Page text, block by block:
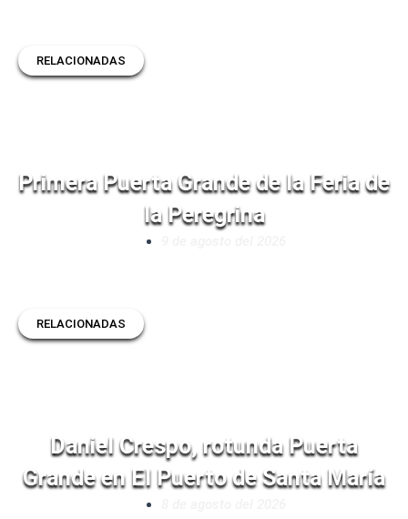
RELACIONADAS
Primera Puerta Grande de la Feria de
la Peregrina
RELACIONADAS
Daniel Crespo, rotunda Puerta
Grande en El Puerto de Santa María